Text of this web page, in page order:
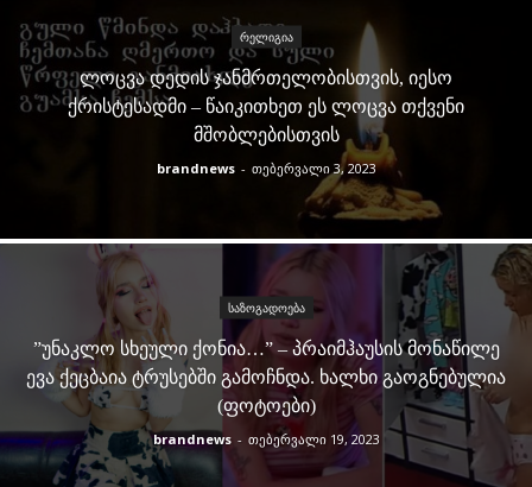
ᲠᲔᲚᲘᲒᲘᲐ
ᲚᲝᲪᲕᲐ ᲓᲔᲓᲘᲡ ᲯᲐᲜᲛᲠᲗᲔᲚᲝᲑᲘᲡᲗᲕᲘᲡ, ᲘᲔᲡᲝ
ᲥᲠᲘᲡᲢᲔᲡᲐᲓᲛᲘ – ᲬᲐᲘᲙᲘᲗᲮᲔᲗ ᲔᲡ ᲚᲝᲪᲕᲐ ᲗᲥᲕᲔᲜᲘ
ᲛᲨᲝᲑᲚᲔᲑᲘᲡᲗᲕᲘᲡ
brandnews - თებერვალი 3, 2023
ᲡᲐᲖᲝᲒᲐᲓᲝᲔᲑᲐ
”ᲣᲜᲐᲙᲚᲝ ᲡᲮᲔᲣᲚᲘ ᲥᲝᲜᲘᲐ…” – ᲞᲠᲐᲘᲛᲰᲐᲣᲡᲘᲡ ᲛᲝᲜᲐᲬᲘᲚᲔ
ᲔᲕᲐ ᲥᲔᲪᲑᲐᲘᲐ ᲢᲠᲣᲡᲔᲑᲨᲘ ᲒᲐᲛᲝᲩᲜᲓᲐ. ᲮᲐᲚᲮᲘ ᲒᲐᲝᲒᲜᲔᲑᲣᲚᲘᲐ
(ᲤᲝᲢᲝᲔᲑᲘ)
brandnews - თებერვალი 19, 2023